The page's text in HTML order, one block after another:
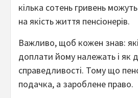
кілька сотень гривень
на якість життя пенсіонерів.
Важливо, щоб кожен знав: які
доплати йому належать і як
справедливості. Тому що
подачка, а зароблене право.